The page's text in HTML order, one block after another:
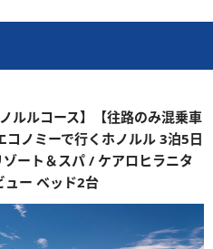
ルルコース】【往路のみ混乗車
ノミーで行くホノルル 3泊5日
ート＆スパ / ケアロヒラニタ
ュー ベッド2台